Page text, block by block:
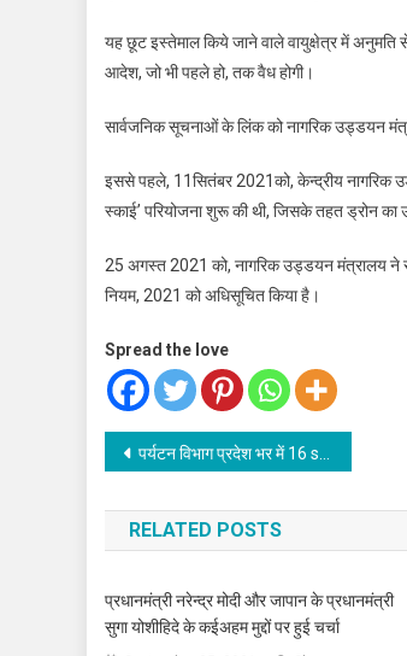
यह छूट इस्तेमाल किये जाने वाले वायुक्षेत्र में अनुमति
आदेश, जो भी पहले हो, तक वैध होगी।
सार्वजनिक सूचनाओं के लिंक को नागरिक उड्डयन
इससे पहले, 11सितंबर 2021को, केन्द्रीय नागरिक
स्काई’ परियोजना शुरू की थी, जिसके तहत ड्रोन का
25 अगस्त 2021 को, नागरिक उड्डयन मंत्रालय ने
नियम, 2021 को अधिसूचित किया है।
Spread the love
Post
navigation
पर्यटन विभाग प्रदेश भर में 16 september से चलाया जाएगा स्वच्छता पखवाड़ा
RELATED POSTS
प्रधानमंत्री नरेन्द्र मोदी और जापान के प्रधानमंत्री
सुगा योशीहिदे के कईअहम मुद्दों पर हुई चर्चा